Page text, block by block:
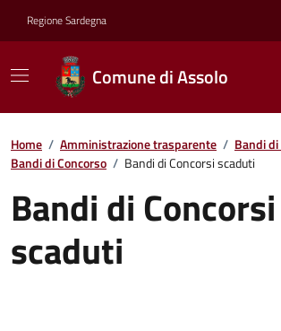
Regione Sardegna
Comune di Assolo
Home / Amministrazione trasparente / Bandi
Bandi di Concorso / Bandi di Concorsi scaduti
Bandi di Concorsi
scaduti